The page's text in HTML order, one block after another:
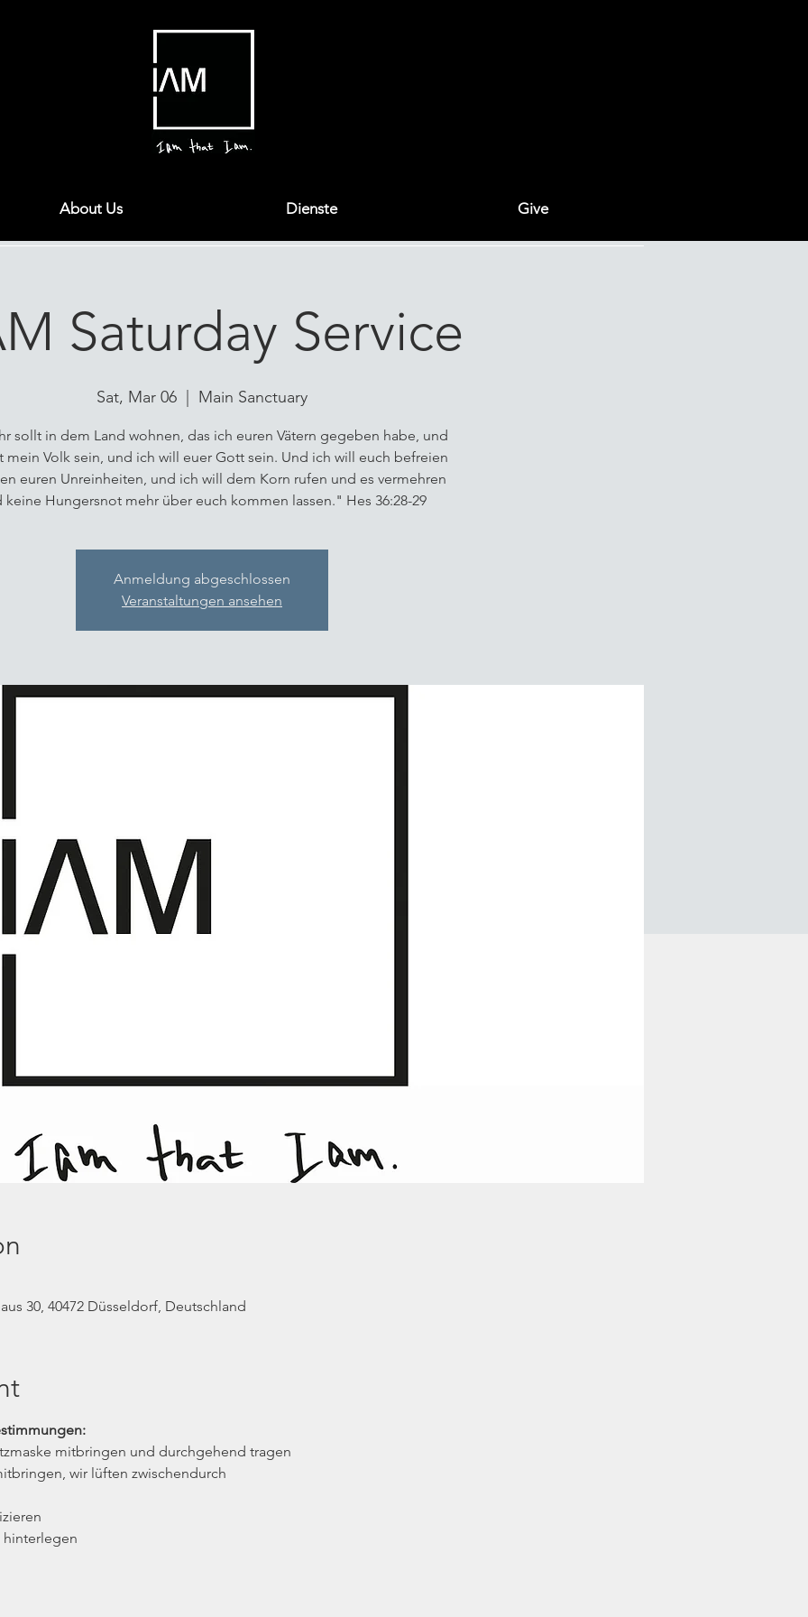
About Us Dienste Give
Saturday Service
Sat, Mar 06 Main Sanctuary
sollt in dem Land wohnen, das ich euren Vätern gegeben habe, und
mein Volk sein, und ich will euer Gott sein. Und ich will euch befreien
euren Unreinheiten, und ich will dem Korn rufen und es vermehren
keine Hungersnot mehr über euch kommen lassen." Hes 36:28-29
Anmeldung abgeschlossen
Veranstaltungen ansehen
30, 40472 Düsseldorf, Deutschland
mitbringen und durchgehend tragen
wir lüften zwischendurch
hinterlegen